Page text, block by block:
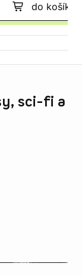
do košíku
sci-fi a